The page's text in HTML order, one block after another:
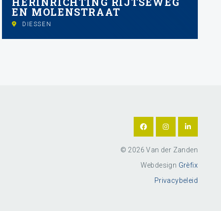
EN MOLENSTRAAT
DIESSEN
© 2026 Van der Zanden
Webdesign Grèfix
Privacybeleid